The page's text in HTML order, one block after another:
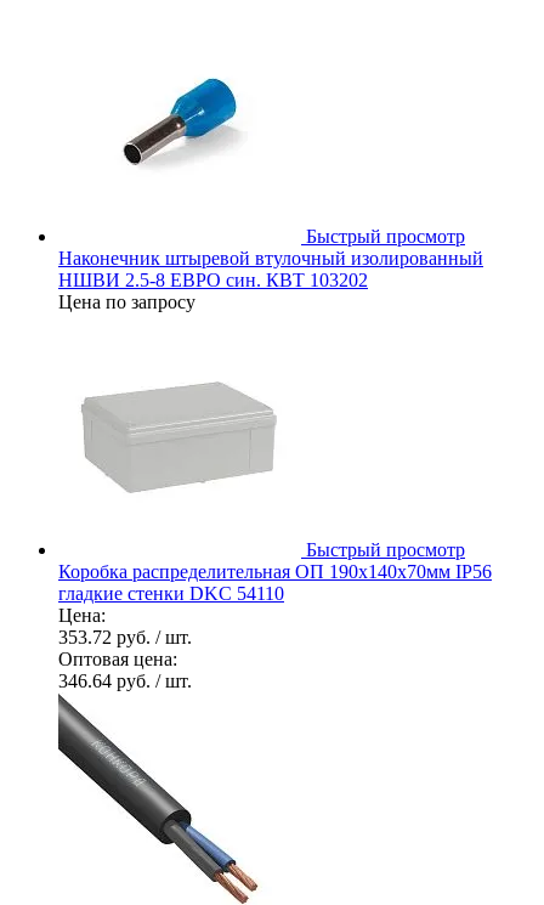
Быстрый просмотр
Наконечник штыревой втулочный изолированный
НШВИ 2.5-8 ЕВРО син. КВТ 103202
Цена по запросу
Быстрый просмотр
Коробка распределительная ОП 190х140х70мм IP56
гладкие стенки DKC 54110
Цена:
353.72 руб. / шт.
Оптовая цена:
346.64 руб. / шт.